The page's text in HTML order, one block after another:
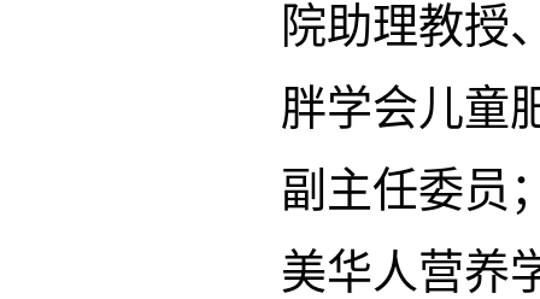
院助理教授
胖学会儿童
副主任委员
美华人营养